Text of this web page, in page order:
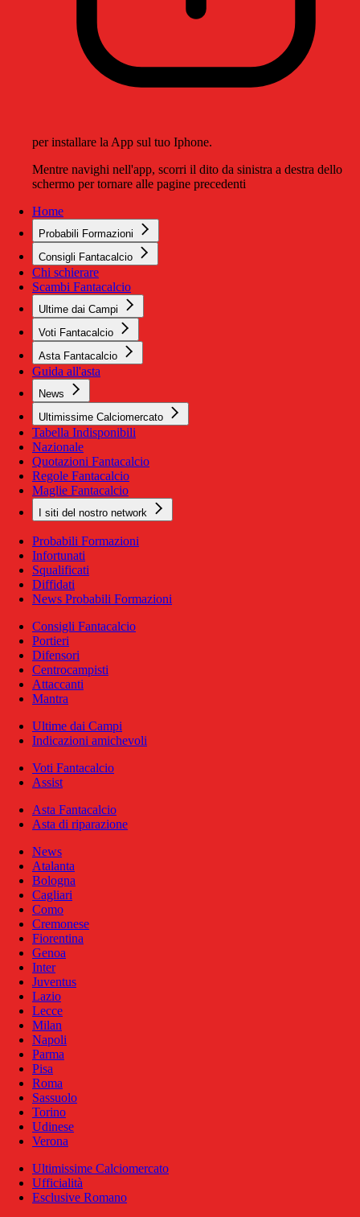
per installare la App sul tuo Iphone.
Mentre navighi nell'app, scorri il dito da sinistra a destra dello
schermo per tornare alle pagine precedenti
Home
Probabili Formazioni
Consigli Fantacalcio
Chi schierare
Scambi Fantacalcio
Ultime dai Campi
Voti Fantacalcio
Asta Fantacalcio
Guida all'asta
News
Ultimissime Calciomercato
Tabella Indisponibili
Nazionale
Quotazioni Fantacalcio
Regole Fantacalcio
Maglie Fantacalcio
I siti del nostro network
Probabili Formazioni
Infortunati
Squalificati
Diffidati
News Probabili Formazioni
Consigli Fantacalcio
Portieri
Difensori
Centrocampisti
Attaccanti
Mantra
Ultime dai Campi
Indicazioni amichevoli
Voti Fantacalcio
Assist
Asta Fantacalcio
Asta di riparazione
News
Atalanta
Bologna
Cagliari
Como
Cremonese
Fiorentina
Genoa
Inter
Juventus
Lazio
Lecce
Milan
Napoli
Parma
Pisa
Roma
Sassuolo
Torino
Udinese
Verona
Ultimissime Calciomercato
Ufficialità
Esclusive Romano